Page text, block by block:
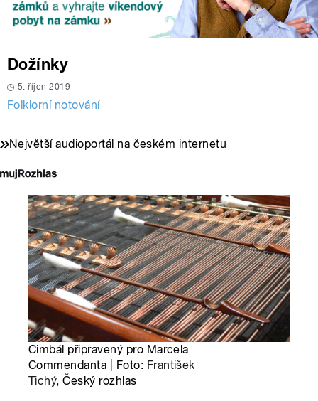
Dožínky
5. říjen 2019
Folklorní notování
Největší audioportál na českém internetu
Cimbál připravený pro Marcela
Commendanta | Foto: František
Tichý, Český rozhlas